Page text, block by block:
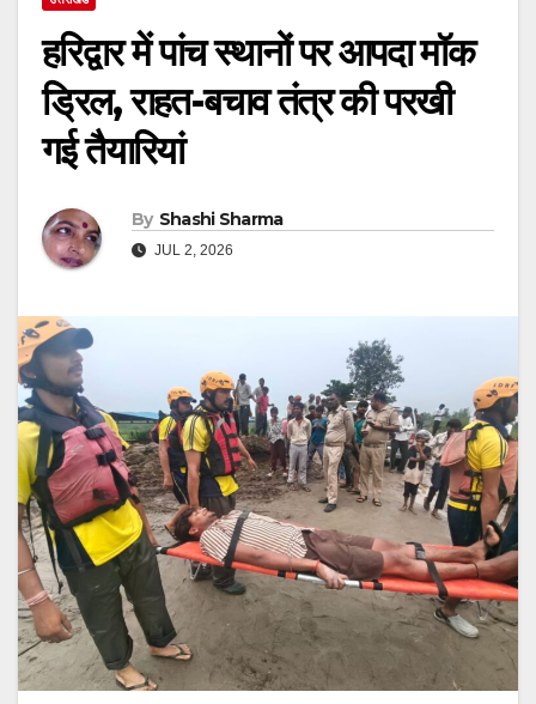
हरिद्वार में पांच स्थानों पर आपदा मॉक
ड्रिल, राहत-बचाव तंत्र की परखी
गई तैयारियां
By Shashi Sharma
JUL 2, 2026